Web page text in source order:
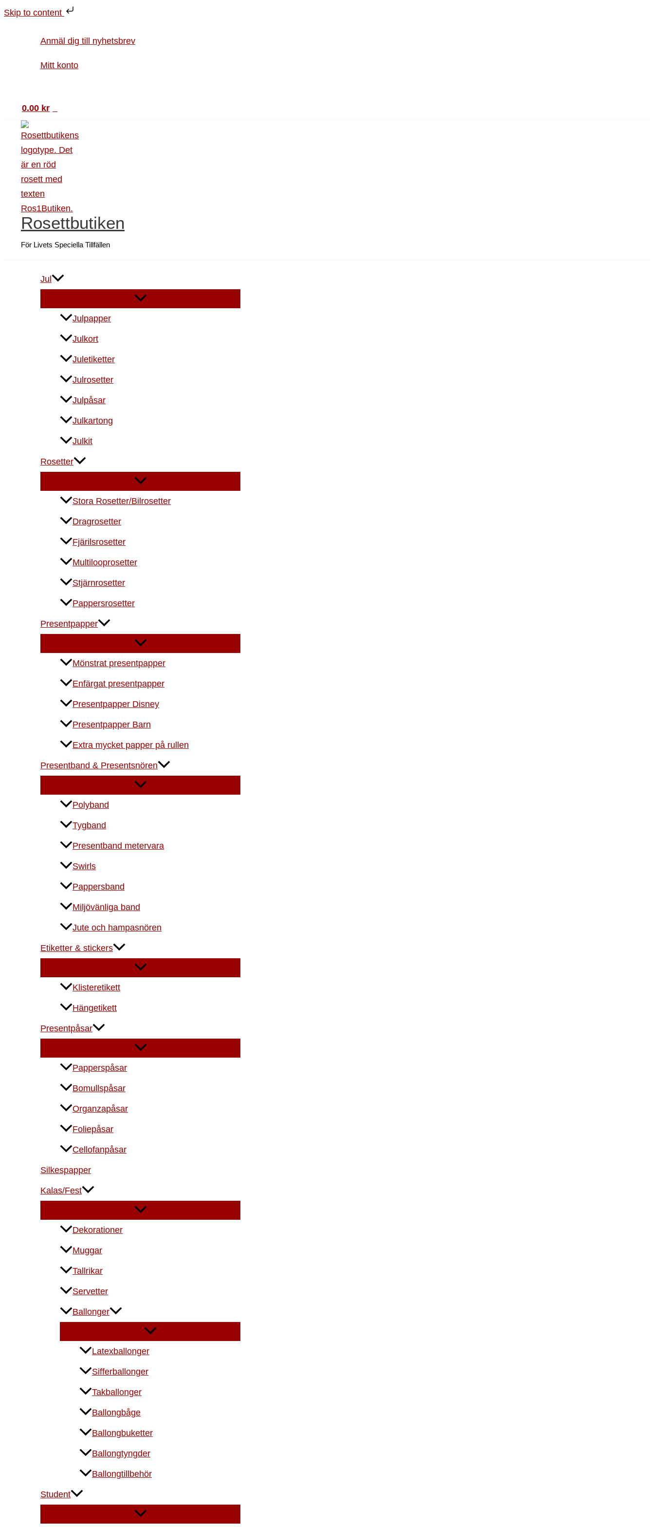
Skip to content
Hoppa
Anmäl dig till nyhetsbrev
Mitt konto
0.00 kr
Rosettbutiken
För Livets Speciella Tillfällen
Jul
Julpapper
Julkort
Juletiketter
Julrosetter
Julpåsar
Julkartong
Julkit
Rosetter
Stora Rosetter/Bilrosetter
Dragrosetter
Fjärilsrosetter
Multilooprosetter
Stjärnrosetter
Pappersrosetter
Presentpapper
Mönstrat presentpapper
Enfärgat presentpapper
Presentpapper Disney
Presentpapper Barn
Extra mycket papper på rullen
Presentband & Presentsnören
Polyband
Tygband
Presentband metervara
Swirls
Pappersband
Miljövänliga band
Jute och hampasnören
Etiketter & stickers
Klisteretikett
Hängetikett
Presentpåsar
Papperspåsar
Bomullspåsar
Organzapåsar
Foliepåsar
Cellofanpåsar
Silkespapper
Kalas/Fest
Dekorationer
Muggar
Tallrikar
Servetter
Ballonger
Latexballonger
Sifferballonger
Takballonger
Ballongbåge
Ballongbuketter
Ballongtyngder
Ballongtillbehör
Student
Handflagga